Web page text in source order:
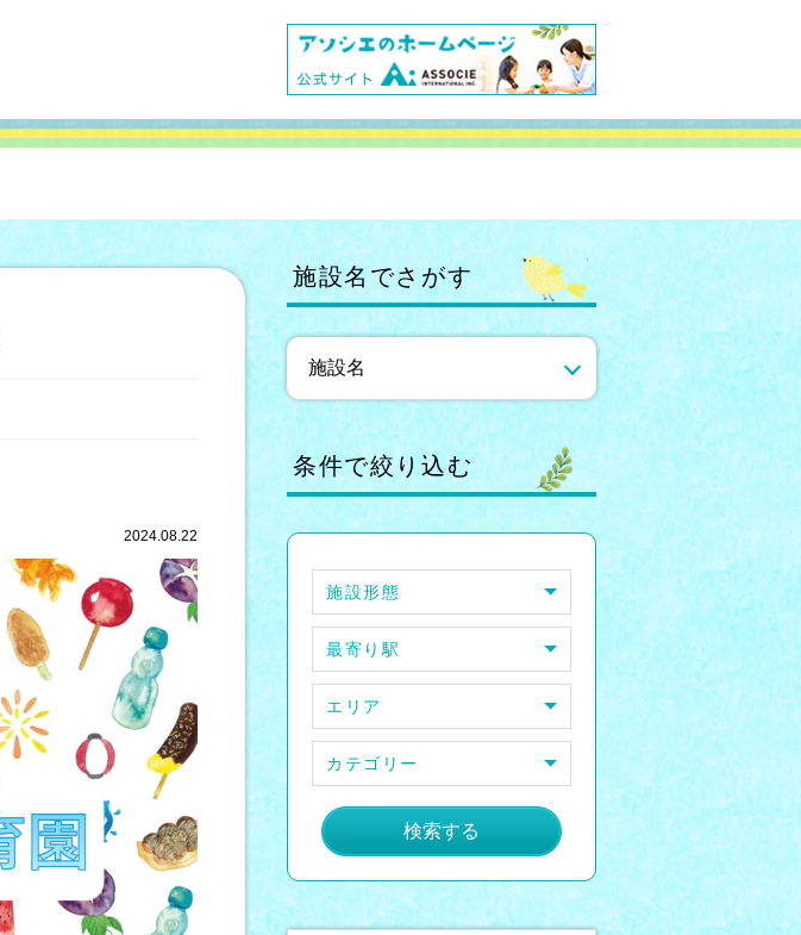
2024.08.22
施設名でさがす
条件で絞り込む
施設形態
最寄り駅
エリア
カテゴリー